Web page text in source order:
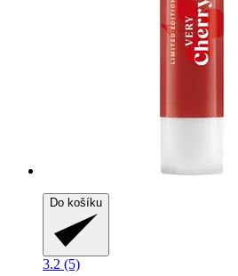
Do košíku
3.2 (5)